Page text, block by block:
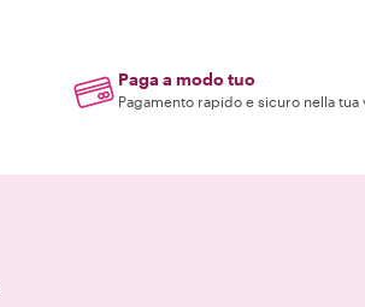
Paga a modo tuo
Pagamento rapido e sicuro nella tua